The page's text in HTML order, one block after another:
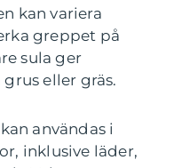
kan variera
greppet på
sula ger
eller gräs.
användas i
inklusive läder,